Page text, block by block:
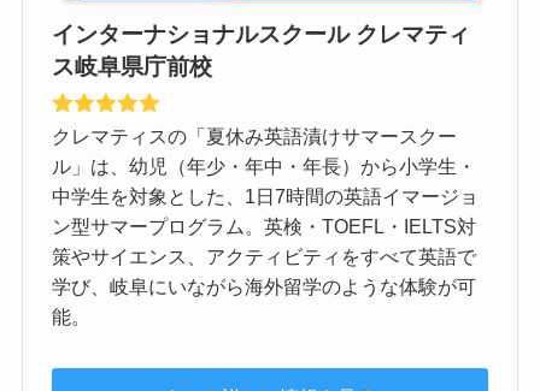
インターナショナルスクール クレマティ
ス岐阜県庁前校
クレマティスの「夏休み英語漬けサマースクー
ル」は、幼児（年少・年中・年長）から小学生・
中学生を対象とした、1日7時間の英語イマージョ
ン型サマープログラム。英検・TOEFL・IELTS対
策やサイエンス、アクティビティをすべて英語で
学び、岐阜にいながら海外留学のような体験が可
能。